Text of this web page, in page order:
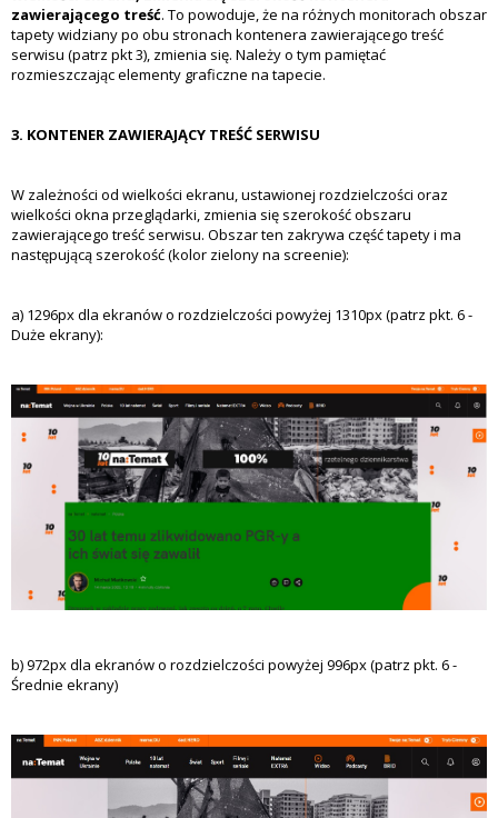
zawierającego treść. To powoduje, że na różnych monitorach obszar
tapety widziany po obu stronach kontenera zawierającego treść
serwisu (patrz pkt 3), zmienia się. Należy o tym pamiętać
rozmieszczając elementy graficzne na tapecie.
3. KONTENER ZAWIERAJĄCY TREŚĆ SERWISU
W zależności od wielkości ekranu, ustawionej rozdzielczości oraz
wielkości okna przeglądarki, zmienia się szerokość obszaru
zawierającego treść serwisu. Obszar ten zakrywa część tapety i ma
następującą szerokość (kolor zielony na screenie):
a) 1296px dla ekranów o rozdzielczości powyżej 1310px (patrz pkt. 6 -
Duże ekrany):
b) 972px dla ekranów o rozdzielczości powyżej 996px (patrz pkt. 6 -
Średnie ekrany)